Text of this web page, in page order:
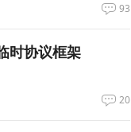
93
时协议框架
20